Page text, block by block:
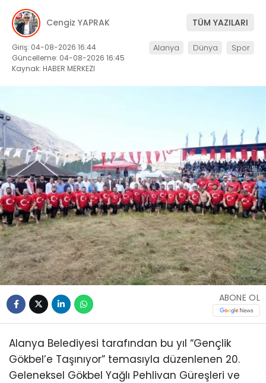
Cengiz YAPRAK TÜM YAZILARI
Giriş: 04-08-2026 16:44
Güncelleme: 04-08-2026 16:45
Kaynak: HABER MERKEZI
Alanya Dünya Spor
ABONE OL
Alanya Belediyesi tarafından bu yıl “Gençlik
Gökbel’e Taşınıyor” temasıyla düzenlenen 20.
Geleneksel Gökbel Yağlı Pehlivan Güreşleri ve